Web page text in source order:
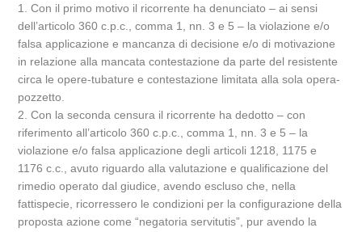
1. Con il primo motivo il ricorrente ha denunciato – ai sensi
dell’articolo 360 c.p.c., comma 1, nn. 3 e 5 – la violazione e/o
falsa applicazione e mancanza di decisione e/o di motivazione
in relazione alla mancata contestazione da parte del resistente
circa le opere-tubature e contestazione limitata alla sola opera-
pozzetto.
2. Con la seconda censura il ricorrente ha dedotto – con
riferimento all’articolo 360 c.p.c., comma 1, nn. 3 e 5 – la
violazione e/o falsa applicazione degli articoli 1218, 1175 e
1176 c.c., avuto riguardo alla valutazione e qualificazione del
rimedio operato dal giudice, avendo escluso che, nella
fattispecie, ricorressero le condizioni per la configurazione della
proposta azione come “negatoria servitutis”, pur avendo la